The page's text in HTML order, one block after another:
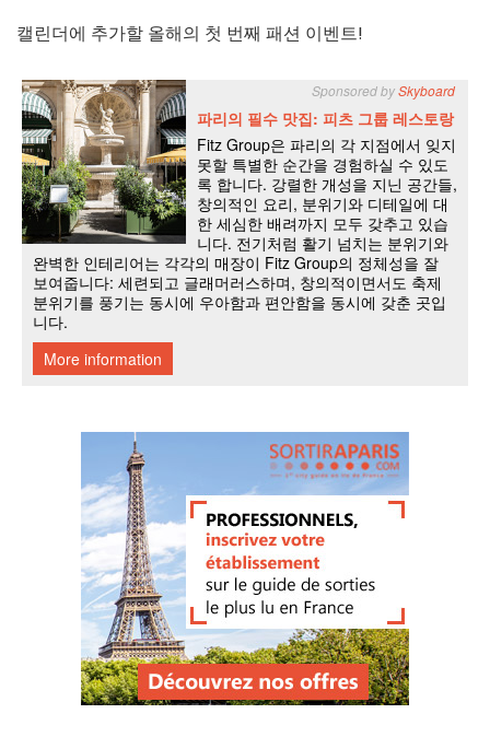
캘린더에 추가할 올해의 첫 번째 패션 이벤트!